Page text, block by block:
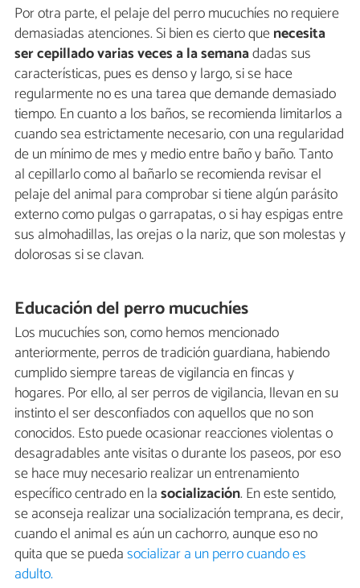
Por otra parte, el pelaje del perro mucuchíes no requiere
demasiadas atenciones. Si bien es cierto quenecesita
ser cepillado varias veces a la semanadadas sus
características, pues es denso y largo, si se hace
regularmente no es una tarea que demande demasiado
tiempo. En cuanto a los baños, se recomienda limitarlos a
cuando sea estrictamente necesario, con una regularidad
de un mínimo de mes y medio entre baño y baño. Tanto
al cepillarlo como al bañarlo se recomienda revisar el
pelaje del animal para comprobar si tiene algún parásito
externo como pulgas o garrapatas, o si hay espigas entre
sus almohadillas, las orejas o la nariz, que son molestas y
dolorosas si se clavan.
Educación del perro mucuchíes
Los mucuchíes son, como hemos mencionado
anteriormente, perros de tradición guardiana, habiendo
cumplido siempre tareas de vigilancia en fincas y
hogares. Por ello, al ser perros de vigilancia, llevan en su
instinto el ser desconfiados con aquellos que no son
conocidos. Esto puede ocasionar reacciones violentas o
desagradables ante visitas o durante los paseos, por eso
se hace muy necesario realizar un entrenamiento
específico centrado en lasocialización. En este sentido,
se aconseja realizar una socialización temprana, es decir,
cuando el animal es aún un cachorro, aunque eso no
quita que se puedasocializar a un perro cuando es
adulto.